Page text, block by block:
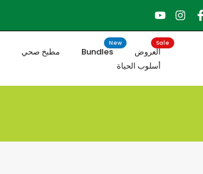
العروض
Sale
Bundles
New
مطبخ صحي
أسلوب الحياة